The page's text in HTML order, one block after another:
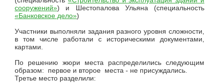
сооружений») и Шестопалова Ульяна (специальность
«Банковское дело»)
Участники выполняли задания разного уровня сложности,
в том числе работали с историческими документами,
картами.
По решению жюри места распределились следующим
образом: первое и второе места - не присуждались.
Третье место разделили: